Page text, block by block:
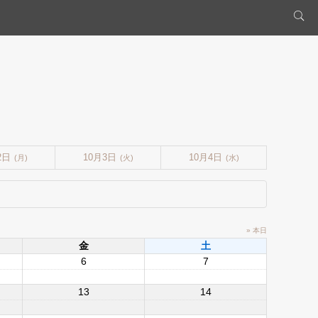
(月) 10月3日 (火) 10月4日 (水)
» 本日
金
土
6 7
13 14